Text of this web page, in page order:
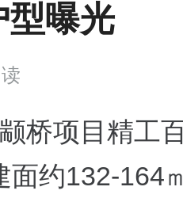
型曝光
桥项目精工
约132-164